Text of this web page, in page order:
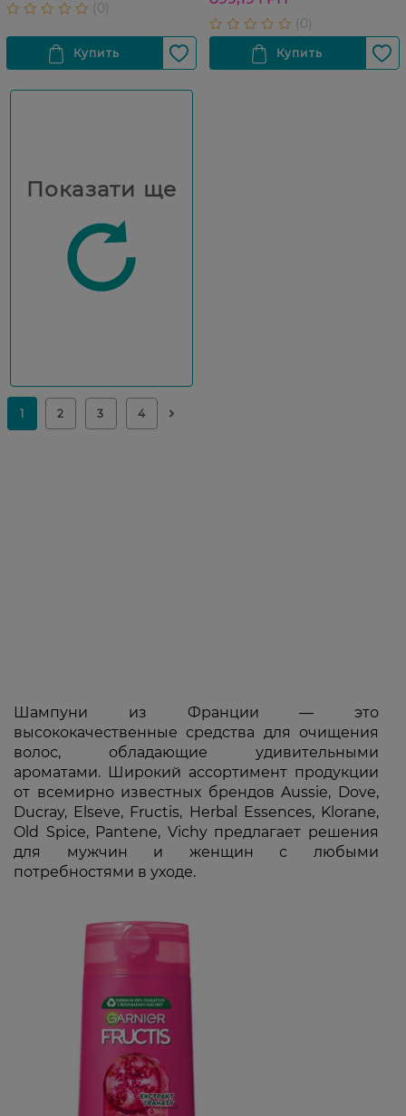
Показати ще
Шампуни из Франции — это
высококачественные средства для очищения
волос, обладающие удивительными
ароматами. Широкий ассортимент продукции
от всемирно известных брендов Aussie, Dove,
Ducray, Elseve, Fructis, Herbal Essences, Klorane,
Old Spice, Pantene, Vichy предлагает решения
для мужчин и женщин с любыми
потребностями в уходе.